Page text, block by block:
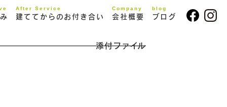
After Service
建ててからのお付き合い
Company
会社概要
blog
ブログ
添付ファイル